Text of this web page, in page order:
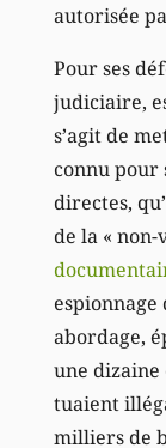
autorisée
Pour ses
judiciaire,
s’agit de
connu pour
directes,
de la « non-
espionnage
abordage,
une dizaine
tuaient
milliers de